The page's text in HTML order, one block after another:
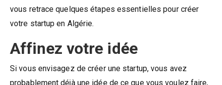
vous retrace quelques étapes essentielles pour créer
votre startup en Algérie.
Affinez votre idée
Si vous envisagez de créer une startup, vous avez
probablement déjà une idée de ce que vous voulez faire,